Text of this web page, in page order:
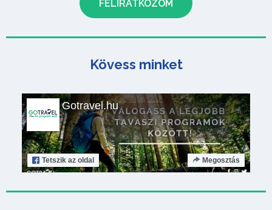
Kövess minket
Gotravel.hu
Tetszik az oldal Megosztás